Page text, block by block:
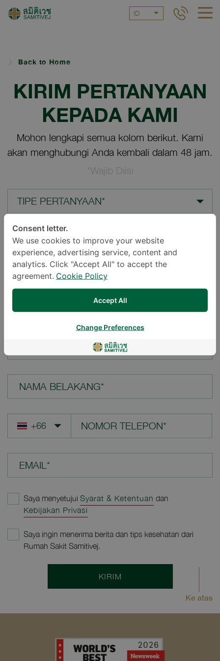
ID
Back to Home
KIRIM PERTANYAAN
KEPADA KAMI
Mohon lengkapi semua kolom berikut. Kami
akan menghubungi Anda kembali dalam 48 jam.
*Wajib Diisi
TIPE PERTANYAAN*
LOKASI*
PERTANYAAN ANDA*
NAMA BELAKANG*
EMAIL*
Saya menyetujui Syarat & Ketentuan dan
Kebijakan Privasi
Saya ingin menerima berita dan tips kesehatan dari
Rumah Sakit Samitivej.
KIRIM
Ke atas
Consent letter.
We use cookies to improve your website
experience, advertising service, content and
analytics. Click "Accept All" to accept the
agreement. Cookie Policy
Accept All
Change Preferences